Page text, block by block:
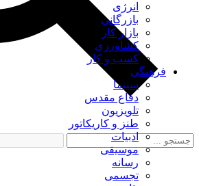
انرژی
بازرگانی
بازار کار
کشاورزی
کسب و کار
فرهنگی
سینما
دفاع مقدس
تلویزیون
طنز و کاریکاتور
ادبیات
موسیقی
رسانه
تجسمی